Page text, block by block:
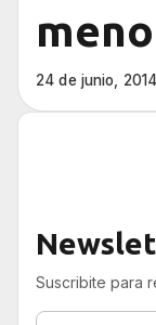
años
24 de junio,
Suscribite para